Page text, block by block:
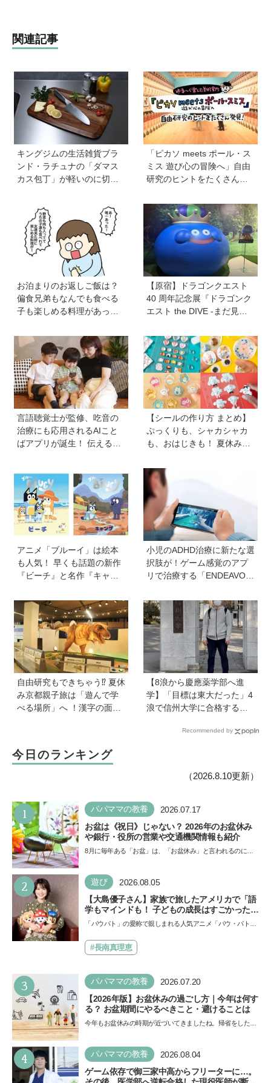
関連記事
キングジムの生活雑貨ブラ
ンド・ラチュナの「ダマス
カス包丁」が軽いのに切れ
スから卒業【プレゼントあ
り】
「ピカソ meets ポール・ス
ミス 遊び心の冒険へ」自由
研究のヒントをたくさん発
わいい♡【ゆる〜く楽しむ
美術案内】
お泊まりのお返しご飯は？
偏食兄弟もなんでも食べる
子も楽しめる料理があっ
食べるの！？】vol.55
【原宿】ドラゴンクエスト
40 周年記念展『ドラゴンク
エスト the DIVE -まだ見ぬ
カドに登場！ VR体験からコ
ラボグルメ、限定グッズま
で親子で楽しめる注目イベ
ント
言語聴覚士が監修、吃音の
治療にも応用されるAIこと
ばアプリが誕生！ 伝える力
は
【シールの作り方 まとめ】
ぷっくりも、シャカシャカ
も、おはじきも！ 夏休みの
う♪
アニメ「ブルーイ」は絵本
も人気！ 早くも話題の新作
『ビーチ』と名作『キャン
【3名様】
小児のADHD治療に新たな選
択肢が！ゲーム感覚のアプ
リで治療する「ENDEAVOR
ド）」とは？
自由研究もできちゃう⁉︎ 夏休
み京都親子旅は「遊んで学
べる場所」へ ！漢字の面白
イド】
【8浪から慶應薬学部へ進
学】「目標は東大だった」4
浪で信州大学に合格するも1
た理由、今思うことは「学
Recommended by
今日のランキング
（2026.8.10更新）
1 パパママの教養 2026.07.17
お盆は《祝日》じゃない？ 2026年のお盆休み
や銀行・役所の営業や交通機関情報も紹介
8月に毎年ある「お盆」は、「お盆休み」と言われるのに祝
盆…
2 遊び 2026.08.05
【大島優子さん】家族で旅したアメリカで「語
学もマインドも！ 子どもの成長はすごかった」
声優をつとめた映画『パウ・パトロール ザ・ダ
できると子どもに知ってほしい
「パウパト」の愛称で親しまれる人気アニメ「パウ・パトロ
ザ…#長南真理恵
3 パパママの教養 2026.07.20
【2026年版】お盆休みの過ごし方｜今年は何す
る？ お盆期間にやるべきこと・避けることは
今年もお盆休みの時期が近づいてきましたね。帰省をした
が、…
4 パパママの教養 2026.08.04
ゲーム依存で御三家中高からフリーターに…。